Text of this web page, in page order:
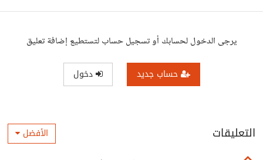
يرجى الدخول لحسابك أو تسجيل حساب لتستطيع إضافة تعليق
حساب جديد دخول
التعليقات الأفضل